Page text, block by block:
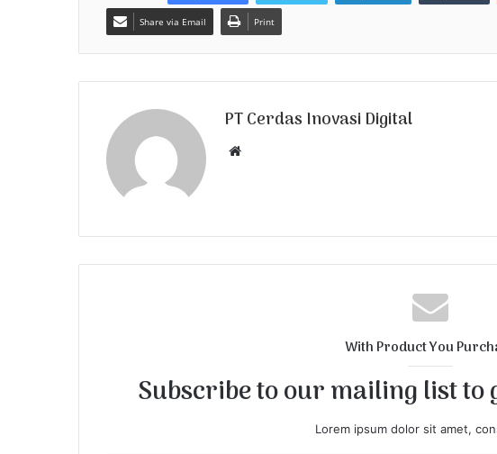
Share via Email Print
PT Cerdas Inovasi Digital
i
With Product You
Subscribe to our mailing list to
Lorem ipsum dolor sit amet,